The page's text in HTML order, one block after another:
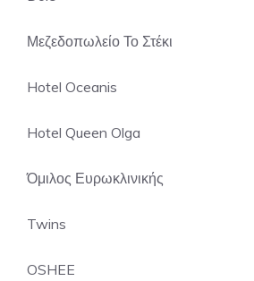
Μεζεδοπωλείο Το Στέκι
Hotel Oceanis
Hotel Queen Olga
Όμιλος Ευρωκλινικής
Twins
OSHEE